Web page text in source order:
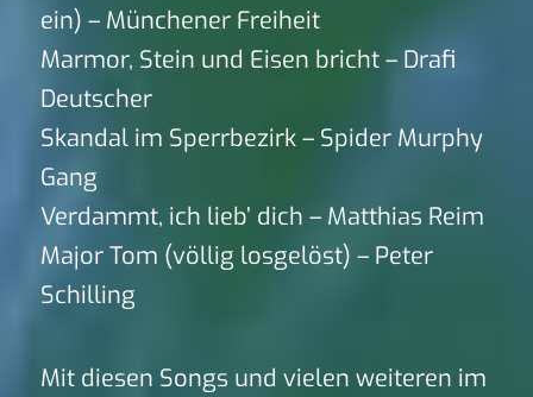
ein) – Münchener Freiheit
Marmor, Stein und Eisen bricht – Drafi
Deutscher
Skandal im Sperrbezirk – Spider Murphy
Gang
Verdammt, ich lieb’ dich – Matthias Reim
Major Tom (völlig losgelöst) – Peter
Schilling
Mit diesen Songs und vielen weiteren im